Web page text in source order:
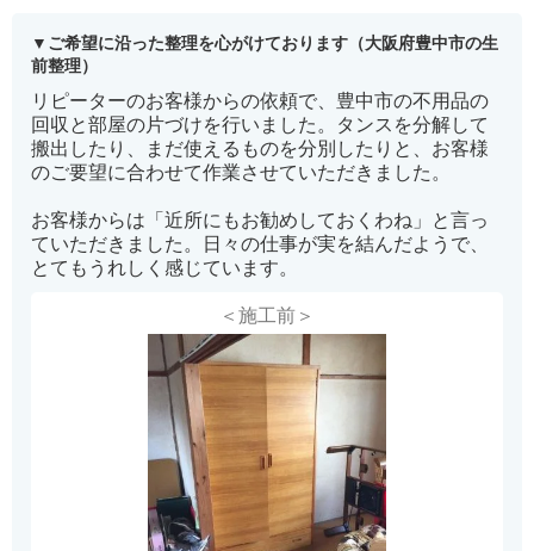
ご希望に沿った整理を心がけております（大阪府豊中市の生
前整理）
リピーターのお客様からの依頼で、豊中市の不用品の
回収と部屋の片づけを行いました。タンスを分解して
搬出したり、まだ使えるものを分別したりと、お客様
のご要望に合わせて作業させていただきました。
お客様からは「近所にもお勧めしておくわね」と言っ
ていただきました。日々の仕事が実を結んだようで、
とてもうれしく感じています。
＜施工前＞